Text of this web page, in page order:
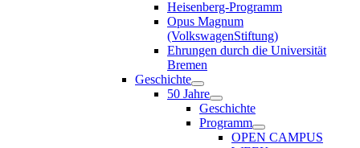
Heisenberg-Programm
Opus Magnum
(VolkswagenStiftung)
Ehrungen durch die Universität
Bremen
Geschichte
50 Jahre
Geschichte
Programm
OPEN CAMPUS